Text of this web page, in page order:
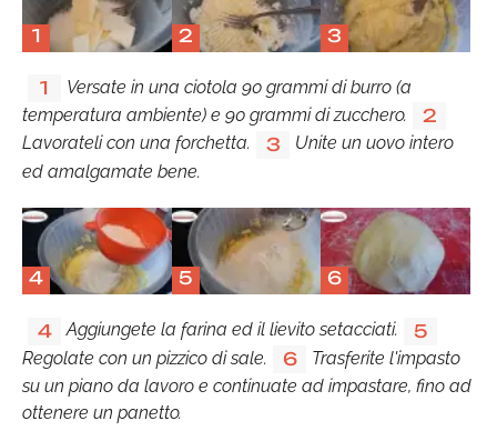
1 2 3
1
Versate in una ciotola 90 grammi di burro (a
temperatura ambiente) e 90 grammi di zucchero.
2
Lavorateli con una forchetta. 3
Unite un uovo intero
ed amalgamate bene.
4 5 6
4 Aggiungete la farina ed il lievito setacciati. 5
Regolate con un pizzico di sale. 6
Trasferite l'impasto
su un piano da lavoro e continuate ad impastare, fino ad
ottenere un panetto.